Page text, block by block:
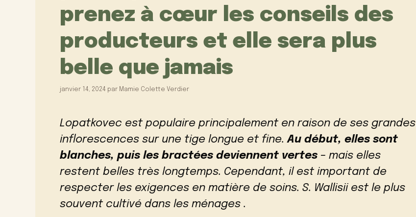
prenez à cœur les conseils des
producteurs et elle sera plus
belle que jamais
janvier 14, 2024 par Mamie Colette Verdier
Lopatkovec est populaire principalement en raison de ses grandes
inflorescences sur une tige longue et fine.Au début, elles sont
blanches, puis les bractées deviennent vertes – mais elles
restent belles très longtemps. Cependant, il est important de
respecter les exigences en matière de soins. S. Wallisii est le plus
souvent cultivé dans les ménages .